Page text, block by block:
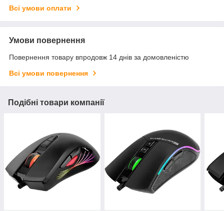
Всі умови оплати
Умови повернення
Повернення товару впродовж 14 днів за домовленістю
Всі умови повернення
Подібні товари компанії